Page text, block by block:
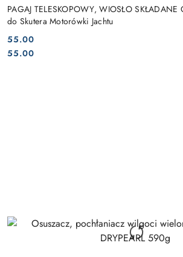
PAGAJ TELESKOPOWY, WIOSŁO
do Skutera Motorówki Jachtu
Cena:
55.00
Cena:
55.00